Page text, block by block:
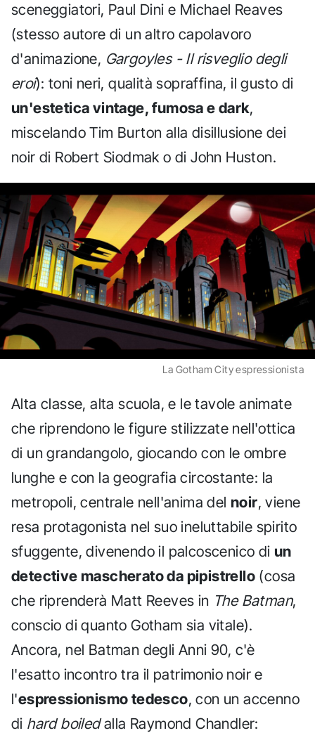
sceneggiatori, Paul Dini e Michael Reaves
(stesso autore di un altro capolavoro
d'animazione, Gargoyles - Il risveglio degli
eroi): toni neri, qualità sopraffina, il gusto di
un'estetica vintage, fumosa e dark,
miscelando Tim Burton alla disillusione dei
noir di Robert Siodmak o di John Huston.
La Gotham City espressionista
Alta classe, alta scuola, e le tavole animate
che riprendono le figure stilizzate nell'ottica
di un grandangolo, giocando con le ombre
lunghe e con la geografia circostante: la
metropoli, centrale nell'anima del noir, viene
resa protagonista nel suo ineluttabile spirito
sfuggente, divenendo il palcoscenico di un
detective mascherato da pipistrello (cosa
che riprenderà Matt Reeves in The Batman,
conscio di quanto Gotham sia vitale).
Ancora, nel Batman degli Anni 90, c'è
l'esatto incontro tra il patrimonio noir e
l'espressionismo tedesco, con un accenno
di hard boiledalla Raymond Chandler: